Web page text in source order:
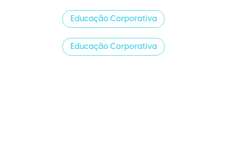
Educação Corporativa
Educação Corporativa